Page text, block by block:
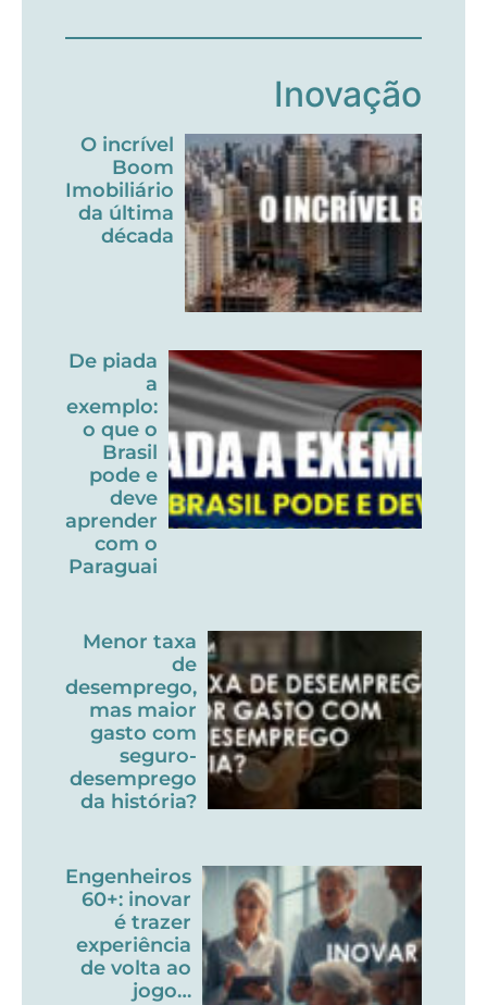
Inovação
O incrível
Boom
Imobiliário
da última
década
De piada
a
exemplo:
o que o
Brasil
pode e
deve
aprender
com o
Paraguai
Menor taxa
de
desemprego,
mas maior
gasto com
seguro-
desemprego
da história?
Engenheiros
60+: inovar
é trazer
experiência
de volta ao
jogo…